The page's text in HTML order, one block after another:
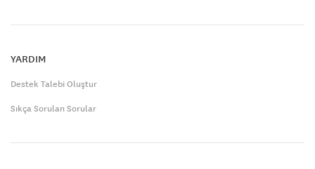
YARDIM
Destek Talebi Oluştur
Sıkça Sorulan Sorular